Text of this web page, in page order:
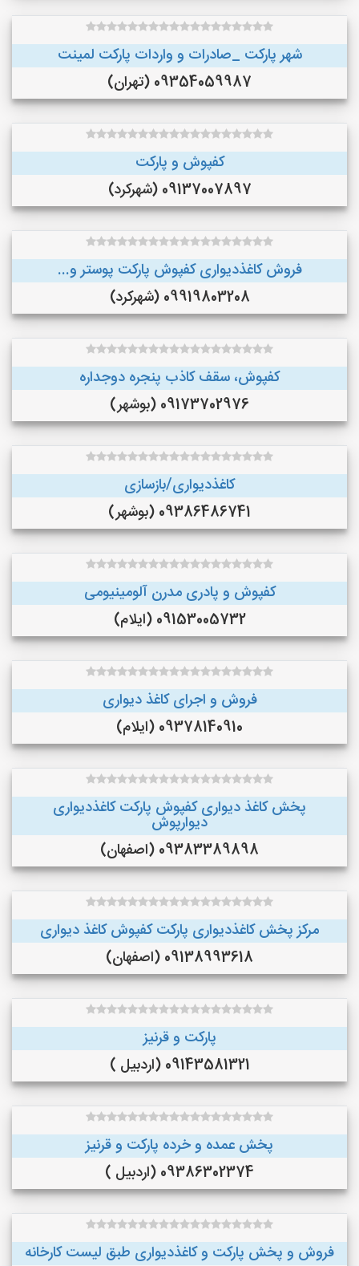
شهر پارکت _صادرات و واردات پارکت لمینت
09354059987 (تهران)
کفپوش و پارکت
09137007897 (شهرکرد)
فروش کاغذدیواری کفپوش پارکت پوستر و...
09919803208 (شهرکرد)
کفپوش، سقف کاذب پنجره دوجداره
09173702976 (بوشهر)
کاغذدیواری/بازسازی
09386486741 (بوشهر)
کفپوش و پادری مدرن آلومینیومی
09153005732 (ایلام)
فروش و اجرای کاغذ دیواری
09378140910 (ایلام)
پخش کاغذ دیواری کفپوش پارکت کاغذدیواری
دیوارپوش
09383389898 (اصفهان)
مرکز پخش کاغذدیواری پارکت کفپوش کاغذ دیواری
09138993618 (اصفهان)
پارکت و قرنیز
09143581321 (اردبیل )
پخش عمده و خرده پارکت و قرنیز
09386302374 (اردبیل )
فروش و پخش پارکت و کاغذدیواری طبق لیست کارخانه